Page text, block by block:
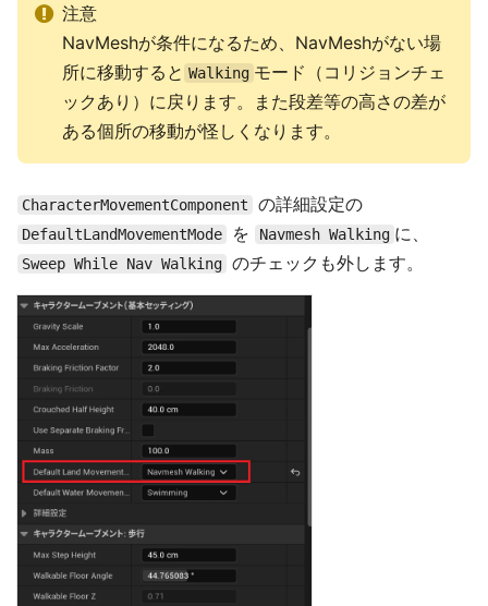
注意
NavMeshが条件になるため、NavMeshがない場
所に移動すると Walking モード（コリジョンチェ
ックあり）に戻ります。また段差等の高さの差が
ある個所の移動が怪しくなります。
CharacterMovementComponent の詳細設定の
DefaultLandMovementMode を Navmesh Walking に、
Sweep While Nav Walking のチェックも外します。